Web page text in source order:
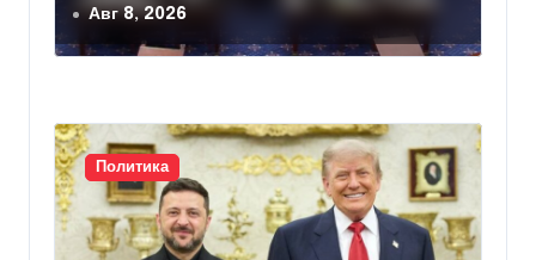
Авг 8, 2026
Политика